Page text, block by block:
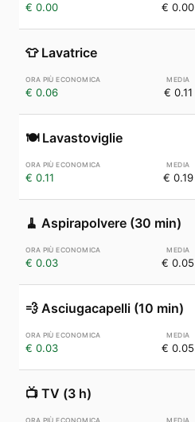
€ 0.00 € 0.00
👕 Lavatrice
€ 0.06 € 0.11
🍽️ Lavastoviglie
€ 0.11 € 0.19
🧹 Aspirapolvere (30 min)
€ 0.03 € 0.05
💨 Asciugacapelli (10 min)
€ 0.03 € 0.05
📺 TV (3 h)